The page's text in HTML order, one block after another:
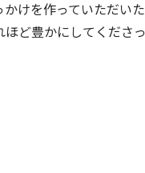
けを作っていただい
ど豊かにしてくださ